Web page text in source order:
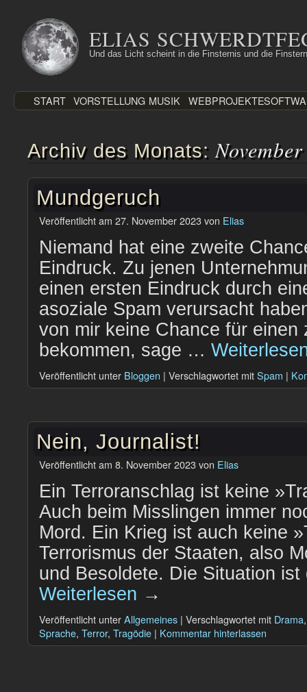
Inhalt
springen
ELIAS
Und das Licht scheint in die Finsternis und die
START VORSTELLUNG MUSIK WEBPROJEKTE
Archiv des Monats:
Mundgeruch
Veröffentlicht am 27. November 2023von Elias
Niemand hat eine zweite
Eindruck. Zu jenen
einen ersten Eindruck durch
asoziale Spam verursacht
von mir keine Chance für einen
bekommen, sage …
Veröffentlicht unter Bloggen | Verschlagwortet mitSpam |
Nein, Journalist!
Veröffentlicht am 8. November 2023von Elias
Ein Terroranschlag ist keine
Auch beim Misslingen immer
Mord. Ein Krieg ist auch keine
Terrorismus der Staaten, also
und Besoldete. Die Situation
Weiterlesen →
Veröffentlicht unterAllgemeines | Verschlagwortet mit Drama
Sprache, Terror, Tragödie | Kommentar hinterlassen